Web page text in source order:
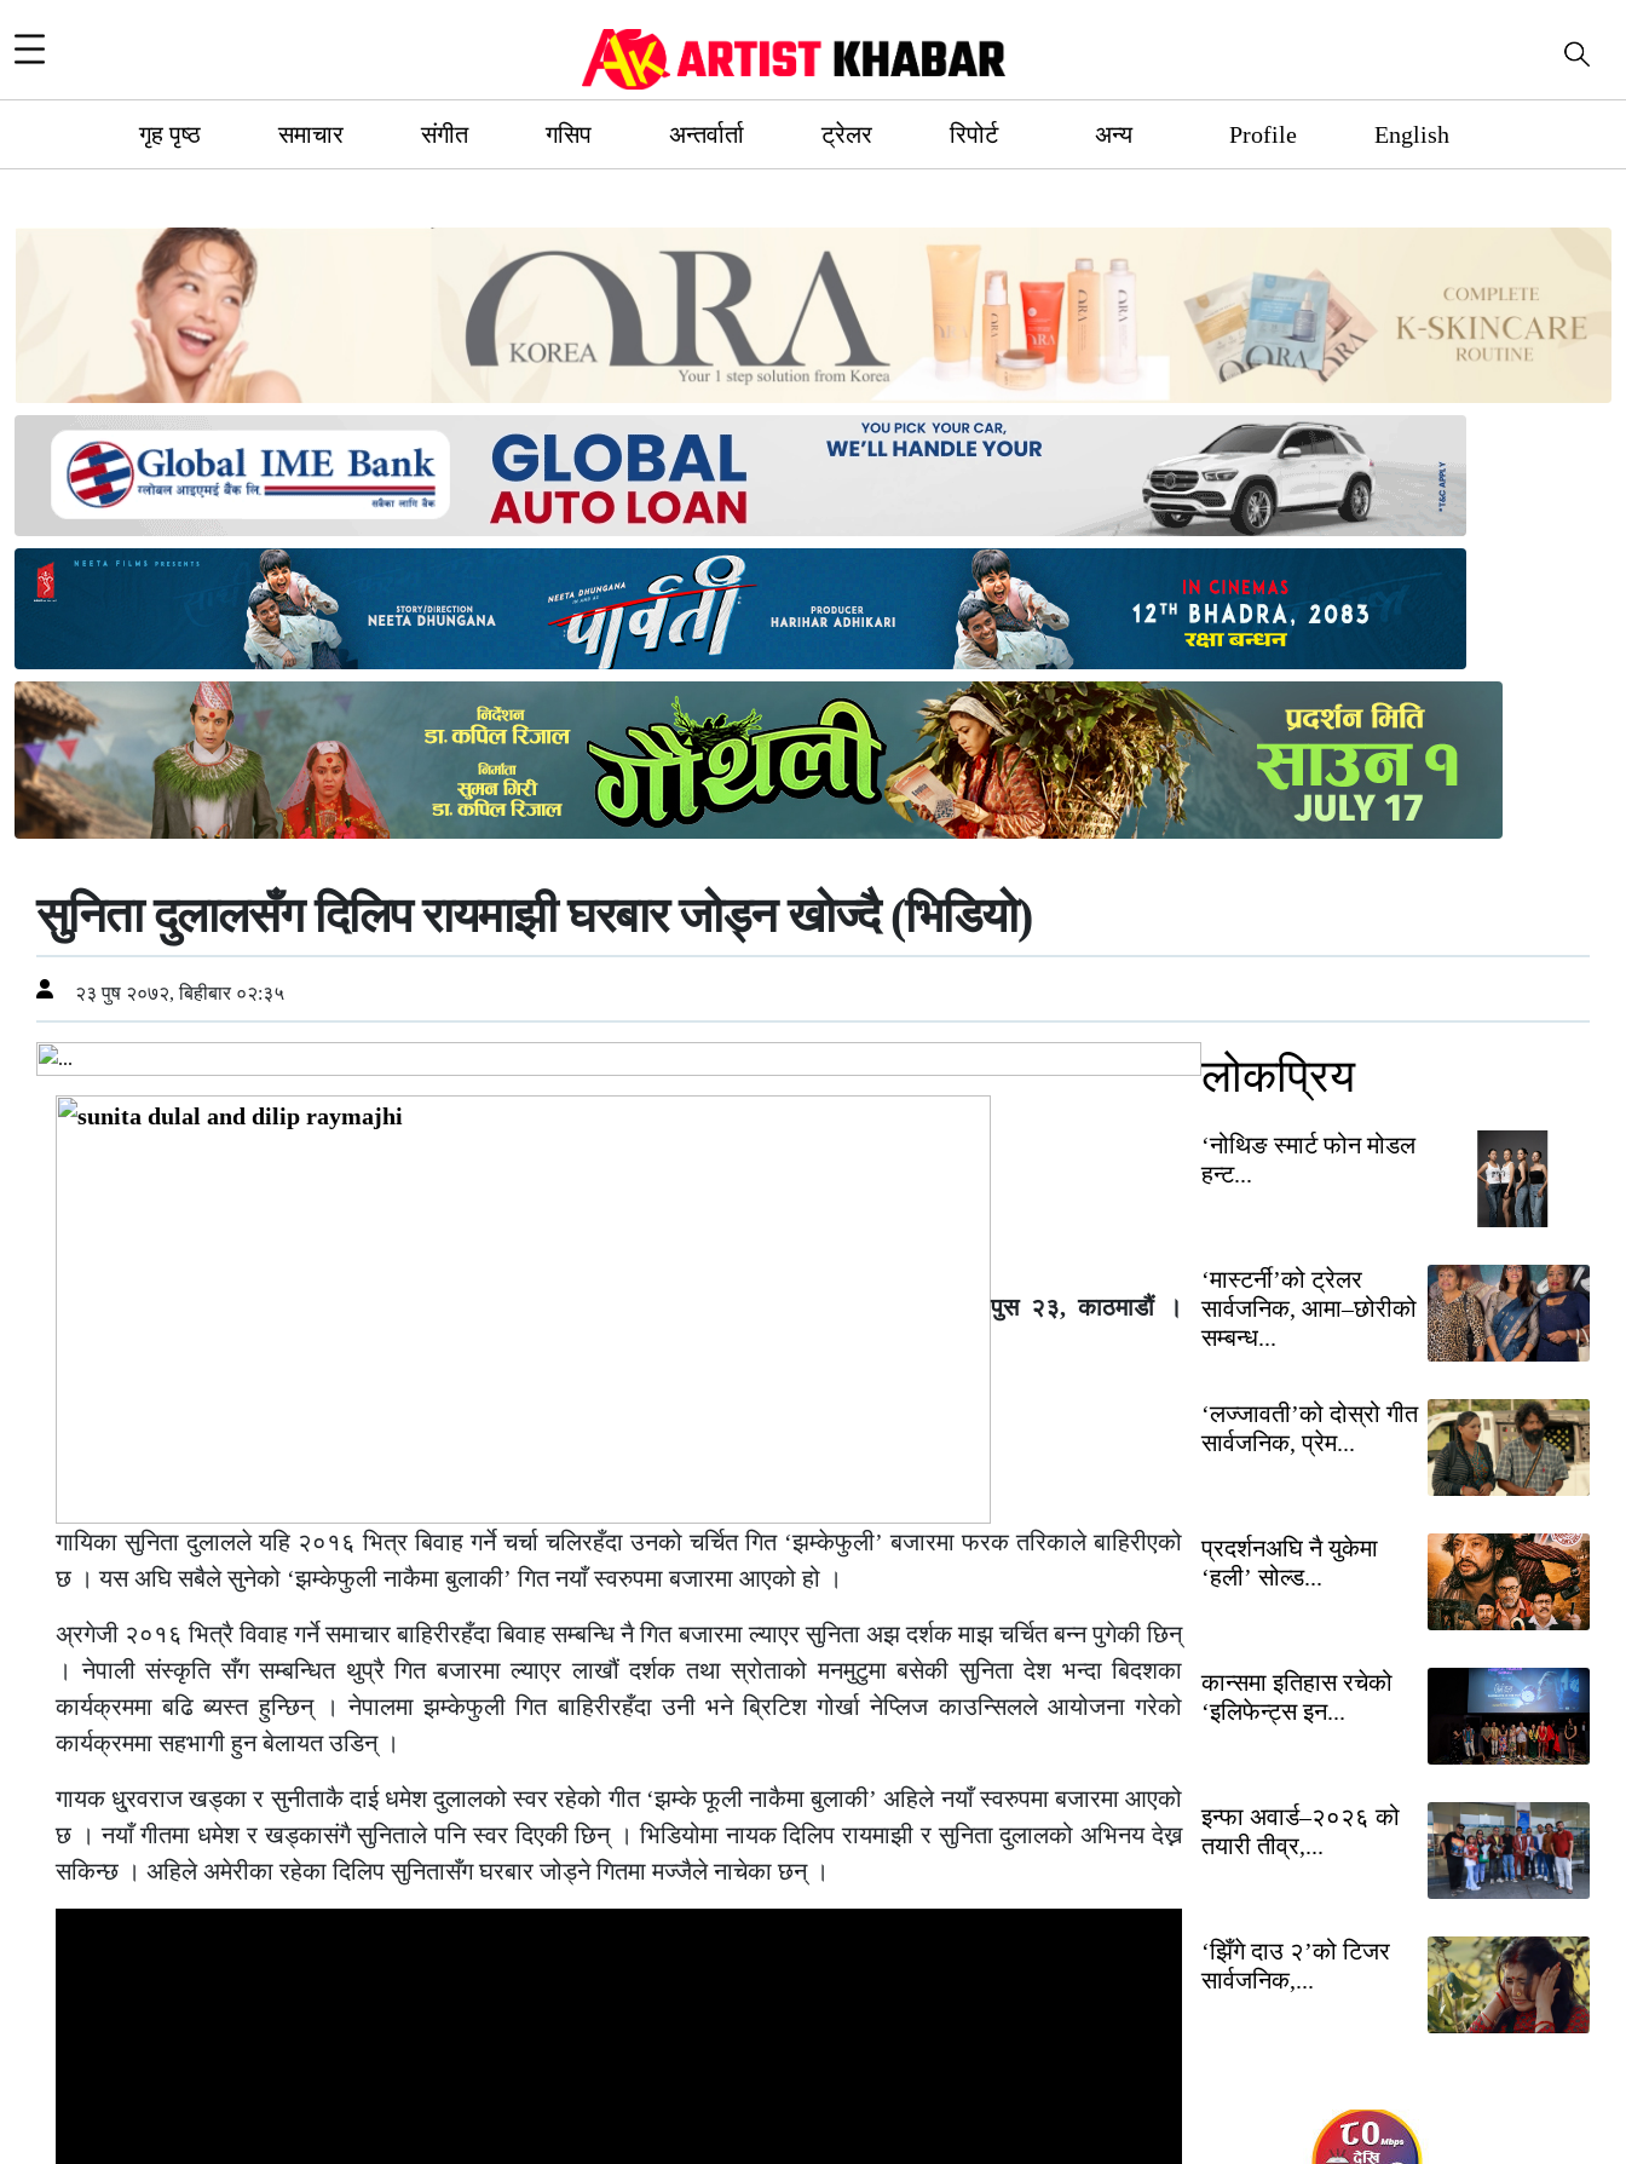
गृह पृष्ठ समाचार संगीत गसिप अन्तर्वार्ता ट्रेलर रिपोर्ट अन्य Profile English
सुनिता दुलालसँग दिलिप रायमाझी घरबार जोड्न खोज्दै (भिडियो)
२३ पुष २०७२, बिहीबार ०२:३५
पुस २३, काठमाडौं ।
गायिका सुनिता दुलालले यहि २०१६ भित्र बिवाह गर्ने चर्चा चलिरहँदा उनको चर्चित गित ‘झम्केफुली’ बजारमा फरक तरिकाले बाहिरीएको
छ । यस अघि सबैले सुनेको ‘झम्केफुली नाकैमा बुलाकी’ गित नयाँ स्वरुपमा बजारमा आएको हो ।
अ्रगेजी २०१६ भित्रै विवाह गर्ने समाचार बाहिरीरहँदा बिवाह सम्बन्धि नै गित बजारमा ल्याएर सुनिता अझ दर्शक माझ चर्चित बन्न पुगेकी छिन्
। नेपाली संस्कृति सँग सम्बन्धित थुप्रै गित बजारमा ल्याएर लाखौं दर्शक तथा स्रोताको मनमुटुमा बसेकी सुनिता देश भन्दा बिदशका
कार्यक्रममा बढि ब्यस्त हुन्छिन् । नेपालमा झम्केफुली गित बाहिरीरहँदा उनी भने ब्रिटिश गोर्खा नेप्लिज काउन्सिलले आयोजना गरेको
कार्यक्रममा सहभागी हुन बेलायत उडिन् ।
गायक धु्रवराज खड्का र सुनीताकै दाई धमेश दुलालको स्वर रहेको गीत ‘झम्के फूली नाकैमा बुलाकी’ अहिले नयाँ स्वरुपमा बजारमा आएको
छ । नयाँ गीतमा धमेश र खड्कासंगै सुनिताले पनि स्वर दिएकी छिन् । भिडियोमा नायक दिलिप रायमाझी र सुनिता दुलालको अभिनय देख्न
सकिन्छ । अहिले अमेरीका रहेका दिलिप सुनितासँग घरबार जोड्ने गितमा मज्जैले नाचेका छन् ।
लोकप्रिय
‘नोथिङ स्मार्ट फोन मोडल
हन्ट...
‘मास्टर्नी’को ट्रेलर
सार्वजनिक, आमा–छोरीको
सम्बन्ध...
‘लज्जावती’को दोस्रो गीत
सार्वजनिक, प्रेम...
प्रदर्शनअघि नै युकेमा
‘हली’ सोल्ड...
कान्समा इतिहास रचेको
‘इलिफेन्ट्स इन...
इन्फा अवार्ड–२०२६ को
तयारी तीव्र,...
‘झिँगे दाउ २’को टिजर
सार्वजनिक,...